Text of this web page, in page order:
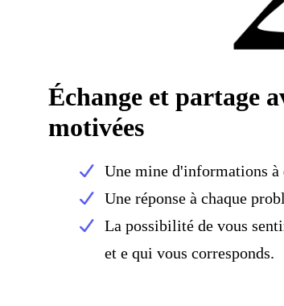
Échange et partage
motivées
Une mine d'informations à
Une réponse à chaque
La possibilité de vous
et e qui vous corresponds.